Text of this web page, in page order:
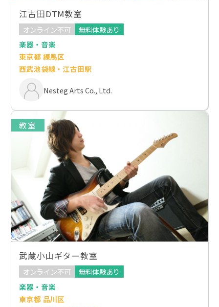
江古田DTM教室
オンライン不可
無料体験あり
楽器・音楽
東京都 練馬区
西武池袋線・江古田駅
Nesteg Arts Co., Ltd.
教室
武蔵小山ギター教室
オンライン不可
無料体験あり
楽器・音楽
東京都 品川区